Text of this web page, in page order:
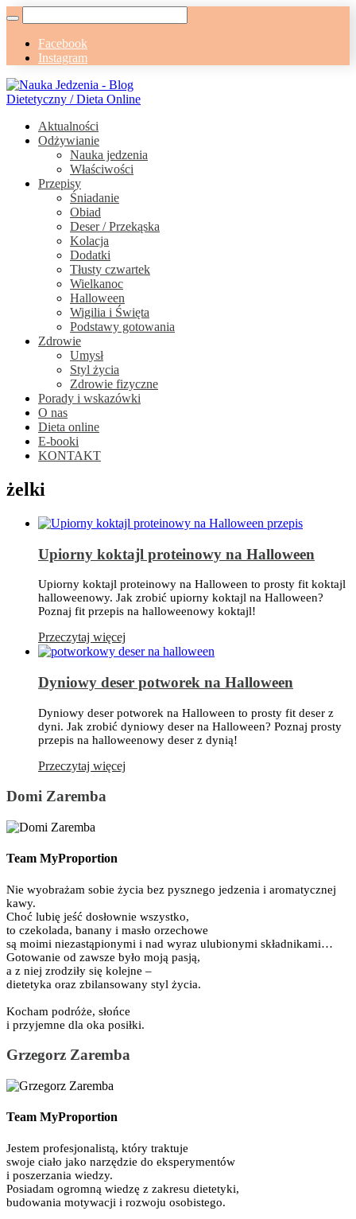
Facebook
Instagram
Aktualności
Odżywianie
Nauka jedzenia
Właściwości
Przepisy
Śniadanie
Obiad
Deser / Przekąska
Kolacja
Dodatki
Tłusty czwartek
Wielkanoc
Halloween
Wigilia i Święta
Podstawy gotowania
Zdrowie
Umysł
Styl życia
Zdrowie fizyczne
Porady i wskazówki
O nas
Dieta online
E-booki
KONTAKT
żelki
Upiorny koktajl proteinowy na Halloween
Upiorny koktajl proteinowy na Halloween to prosty fit koktajl
halloweenowy. Jak zrobić upiorny koktajl na Halloween?
Poznaj fit przepis na halloweenowy koktajl!
Przeczytaj więcej
Dyniowy deser potworek na Halloween
Dyniowy deser potworek na Halloween to prosty fit deser z
dyni. Jak zrobić dyniowy deser na Halloween? Poznaj prosty
przepis na halloweenowy deser z dynią!
Przeczytaj więcej
Domi Zaremba
Team MyProportion
Nie wyobrażam sobie życia bez pysznego jedzenia i aromatycznej
kawy.
Choć lubię jeść dosłownie wszystko,
to czekolada, banany i masło orzechowe
są moimi niezastąpionymi i nad wyraz ulubionymi składnikami…
Gotowanie od zawsze było moją pasją,
a z niej zrodziły się kolejne –
dietetyka oraz zbilansowany styl życia.
Kocham podróże, słońce
i przyjemne dla oka posiłki.
Grzegorz Zaremba
Team MyProportion
Jestem profesjonalistą, który traktuje
swoje ciało jako narzędzie do eksperymentów
i poszerzania wiedzy.
Posiadam ogromną wiedzę z zakresu dietetyki,
budowania motywacji i rozwoju osobistego.